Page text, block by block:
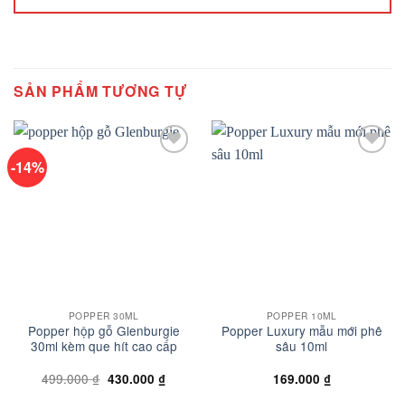
SẢN PHẨM TƯƠNG TỰ
-14%
POPPER 30ML
Popper hộp gỗ Glenburgie
30ml kèm que hít cao cấp
499.000₫ Giá
gốc
430.000 ₫Giá
hiện
POPPER 10ML
Popper Luxury mẫu mới phê
sâu 10ml
169.000 ₫